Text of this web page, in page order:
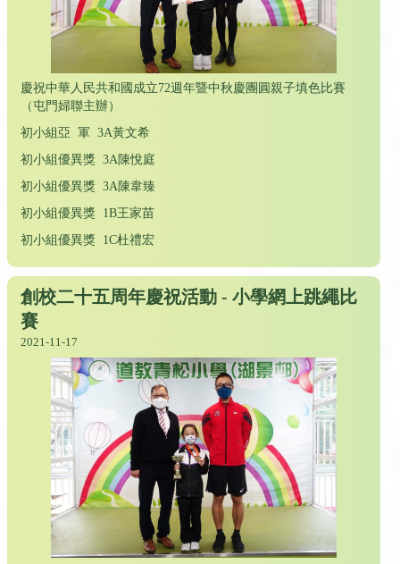
慶祝中華人民共和國成立72週年暨中秋慶團圓親子填色比賽
（屯門婦聯主辦）
初小組亞 軍 3A黃文希
初小組優異獎 3A陳悅庭
初小組優異獎 3A陳韋臻
初小組優異獎 1B王家苗
初小組優異獎 1C杜禮宏
創校二十五周年慶祝活動 - 小學網上跳繩比
賽
2021-11-17